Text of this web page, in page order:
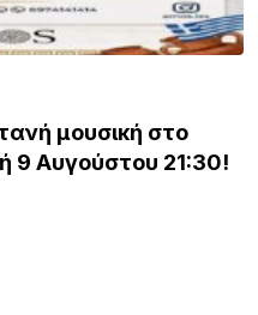
μουσική στο
9 Αυγούστου 21:30!